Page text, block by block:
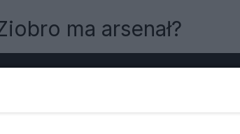
ma arsenał?